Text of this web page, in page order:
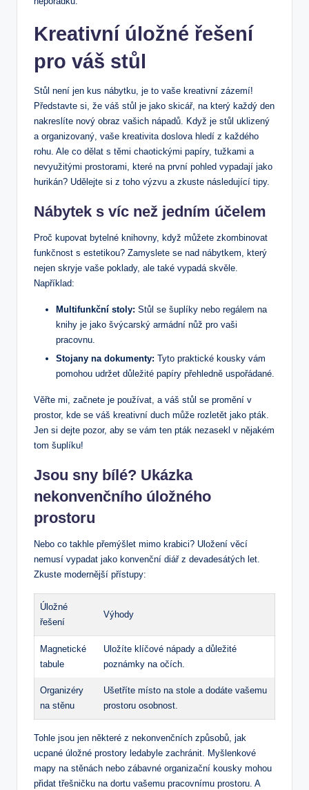
Kreativní úložné řešení
pro váš stůl
Stůl není jen kus nábytku, je to vaše kreativní⁤ zázemí!
Představte si, že váš stůl je jako skicář, na který každý​ den
‌nakreslíte⁢ nový obraz vašich nápadů. Když je stůl ⁢uklizený
a⁢ organizovaný, vaše kreativita doslova hledí z každého
rohu. Ale ‍co dělat s těmi chaotickými papíry, tužkami a
nevyužitými ​prostorami, které na první pohled vypadají jako
hurikán? Udělejte si z toho výzvu ​a zkuste následující tipy.
Nábytek s víc než jedním účelem
Proč kupovat bytelné knihovny, když⁣ můžete zkombinovat
funkčnost s estetikou? Zamyslete se nad nábytkem, který
nejen skryje vaše poklady, ale také vypadá skvěle.
Například:
Multifunkční stoly: Stůl se šuplíky nebo regálem⁢ na
knihy je jako švýcarský armádní nůž pro vaši
pracovnu.
Stojany na dokumenty: Tyto praktické kousky vám
pomohou⁢ udržet důležité papíry přehledně uspořádané.
Věřte mi, začnete je používat, a váš stůl ​se promění v
prostor, kde se ‍váš kreativní duch může rozletět jako pták.
Jen si dejte pozor,⁣ aby se vám ten pták nezasekl v nějakém
tom šuplíku!
Jsou sny bílé?‍ Ukázka
nekonvenčního úložného
prostoru
Nebo co takhle přemýšlet mimo krabici? Uložení věcí
nemusí vypadat jako konvenční diář z devadesátých let.
Zkuste modernější přístupy:
Úložné
řešení
Výhody
Magnetické
tabule
Uložíte klíčové nápady a důležité
poznámky na ​očích.
Organizéry
na stěnu
Ušetříte ⁤místo na stole a dodáte vašemu
prostoru‍ osobnost.
Tohle jsou jen některé z nekonvenčních způsobů, jak
ucpané úložné prostory ledabyle zachránit. Myšlenkové
⁣mapy na stěnách nebo zábavné organizační kousky⁤ mohou
přidat třešničku na dortu vašemu pracovnímu ‌prostoru. A